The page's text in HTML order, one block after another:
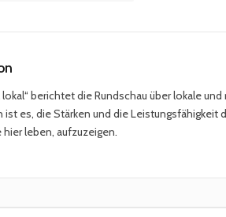
berichtet die Rundschau über lokale und
ist es, die Stärken und die Leistungsfähigkeit
leben, aufzuzeigen.